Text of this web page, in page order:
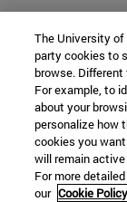
The University of
party cookies to
browse.
For example, to
about your
personalize how
cookies you
will remain
For more
our Cookie